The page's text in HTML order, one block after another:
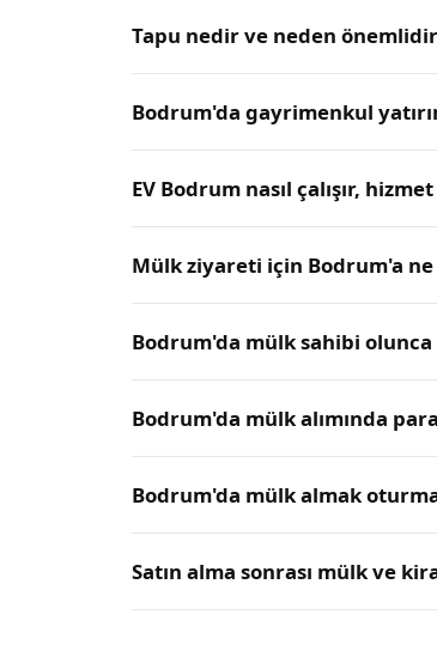
Tapu nedir ve neden
Bodrum'da gayrimenkul
EV Bodrum nasıl çalışır,
Mülk ziyareti için Bodrum'a
Bodrum'da mülk sahibi
Bodrum'da mülk alımında
Bodrum'da mülk almak
Satın alma sonrası mülk ve